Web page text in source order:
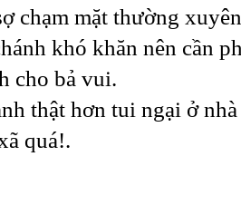
chạm mặt thường
khó khăn nên cần
cho bả vui.
thật hơn tui ngại ở
quá!.